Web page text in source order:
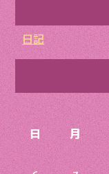
日記
日
月